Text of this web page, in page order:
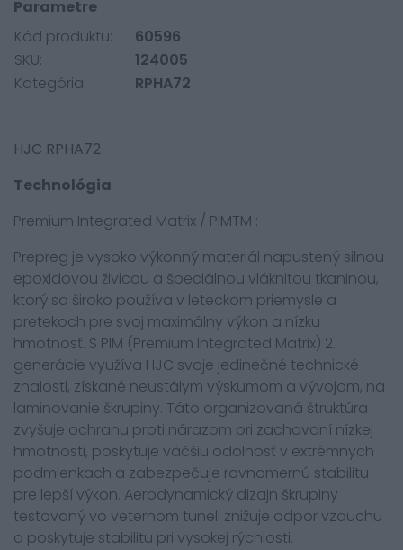
Parametre
Kód produktu:
60596
SKU:
124005
Kategória:
RPHA72
HJC RPHA72
Technológia
Premium Integrated Matrix / PIMTM :
Prepreg je vysoko výkonný materiál napustený silnou
epoxidovou živicou a špeciálnou vláknitou tkaninou,
ktorý sa široko používa v leteckom priemysle a
pretekoch pre svoj maximálny výkon a nízku
hmotnosť. S PIM (Premium Integrated Matrix) 2.
generácie využíva HJC svoje jedinečné technické
znalosti, získané neustálym výskumom a vývojom, na
laminovanie škrupiny. Táto organizovaná štruktúra
zvyšuje ochranu proti nárazom pri zachovaní nízkej
hmotnosti, poskytuje väčšiu odolnosť v extrémnych
podmienkach a zabezpečuje rovnomernú stabilitu
pre lepší výkon. Aerodynamický dizajn škrupiny
testovaný vo veternom tuneli znižuje odpor vzduchu
a poskytuje stabilitu pri vysokej rýchlosti.